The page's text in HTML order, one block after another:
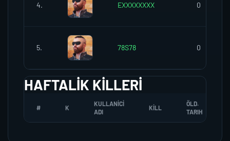
4. EXXXXXXXX 0
5. 78S78 0
HAFTALIK KILLERI
# K
KULLANICI
ADI
KILL
ÖLD.
TARIH